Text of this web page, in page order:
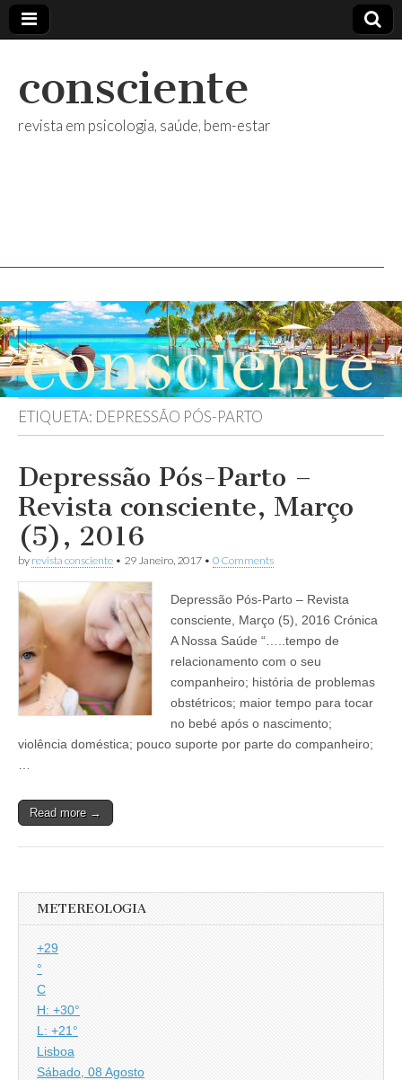
consciente
revista em psicologia, saúde, bem-estar
ETIQUETA: DEPRESSÃO PÓS-PARTO
Depressão Pós-Parto –
Revista consciente, Março
(5), 2016
by revista consciente • 29 Janeiro, 2017 • 0 Comments
Depressão Pós-Parto – Revista
consciente, Março (5), 2016 Crónica
A Nossa Saúde “…..tempo de
relacionamento com o seu
companheiro; história de problemas
obstétricos; maior tempo para tocar
no bebé após o nascimento;
violência doméstica; pouco suporte por parte do companheiro;
…
Read more →
METEREOLOGIA
+29
°
C
H: +30°
L: +21°
Lisboa
Sábado, 08 Agosto